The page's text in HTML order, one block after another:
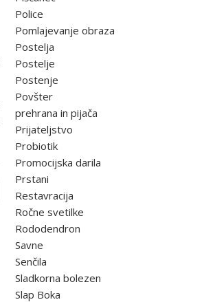
Police
Pomlajevanje obraza
Postelja
Postelje
Postenje
Povšter
prehrana in pijača
Prijateljstvo
Probiotik
Promocijska darila
Prstani
Restavracija
Ročne svetilke
Rododendron
Savne
Senčila
Sladkorna bolezen
Slap Boka